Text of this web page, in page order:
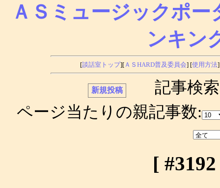
ＡＳミュージックポー
ンキン
[談話室トップ][ ＡＳHARD普及委員会] [使用方法
記事検
ページ当たりの親記事数:
[